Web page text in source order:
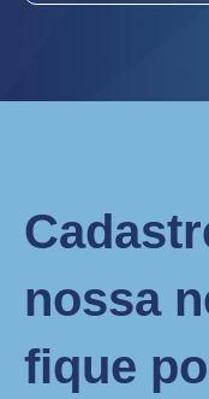
nossa
fique